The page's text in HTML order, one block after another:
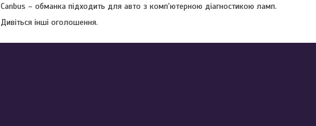
Canbus – обманка підходить для авто з комп'ютерною діагностикою ламп.
Дивіться інші оголошення.